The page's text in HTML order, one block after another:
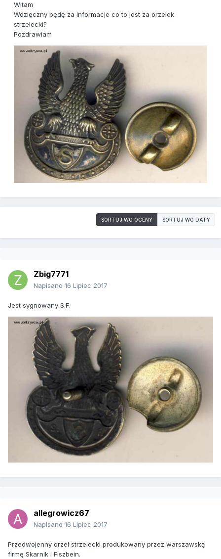
Witam
Wdzięczny będę za informacje co to jest za orzelek
strzelecki?
Pozdrawiam
SORTUJ WG OCENY SORTUJ WG DATY
Zbig7771
Napisano 16 Lipiec 2017
Jest sygnowany S.F.
allegrowicz67
Napisano 16 Lipiec 2017
Przedwojenny orzeł strzelecki produkowany przez warszawską
firmę Skarnik i Fiszbein.